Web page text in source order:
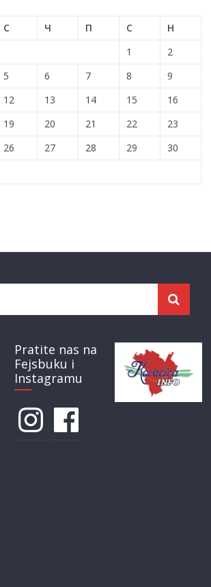
С Ч П С
Н
1
2
5 6 7 8
9
12 13 14 15
16
19 20 21 22
23
26 27 28 29
30
Pratite nas na
Fejsbuku i
Instagramu
InstagramFacebook